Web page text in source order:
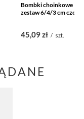
Bombki choinkowe
zestaw 6/4/3 cm
45,09 zł / szt.